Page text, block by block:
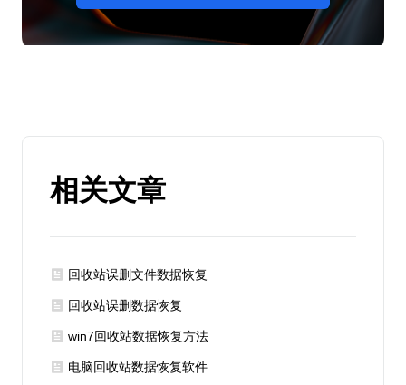
相关文章
回收站误删文件数据恢复
回收站误删数据恢复
win7回收站数据恢复方法
电脑回收站数据恢复软件